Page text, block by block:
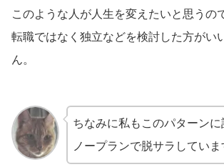
このような人が人生を変えたいと思うの
転職ではなく独立などを検討した方がい
ん。
ちなみに私もこのパターン
ノープランで脱サラしていま